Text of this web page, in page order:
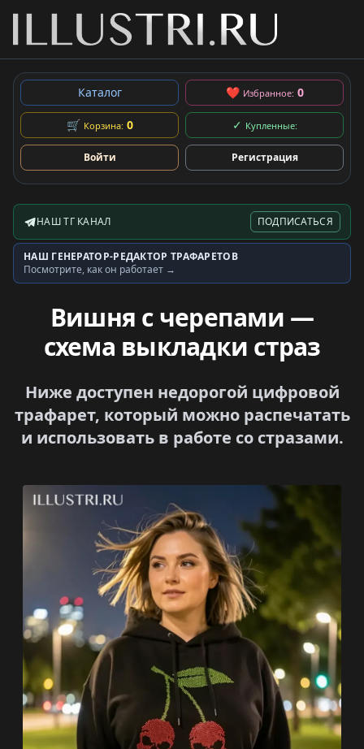
Каталог ❤ Избранное: 0
🛒 Корзина: 0 ✓ Купленные:
Войти Регистрация
Telegram-канал
НАШ ТГ КАНАЛ ПОДПИСАТЬСЯ
Генератор трафаретов
НАШ ГЕНЕРАТОР-РЕДАКТОР ТРАФАРЕТОВ
Посмотрите, как он работает →
Вишня с черепами —
схема выкладки страз
Ниже доступен недорогой цифровой
трафарет, который можно распечатать
и использовать в работе со стразами.